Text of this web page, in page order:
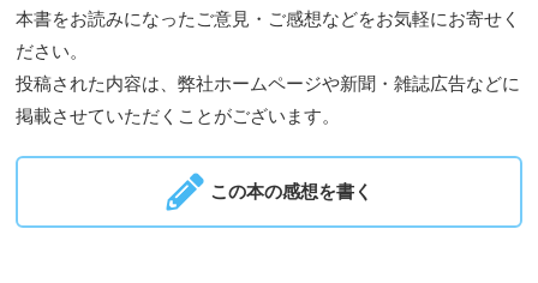
本書をお読みになったご意見・ご感想などをお気軽にお寄せく
ださい。
投稿された内容は、弊社ホームページや新聞・雑誌広告などに
掲載させていただくことがございます。
この本の感想を書く